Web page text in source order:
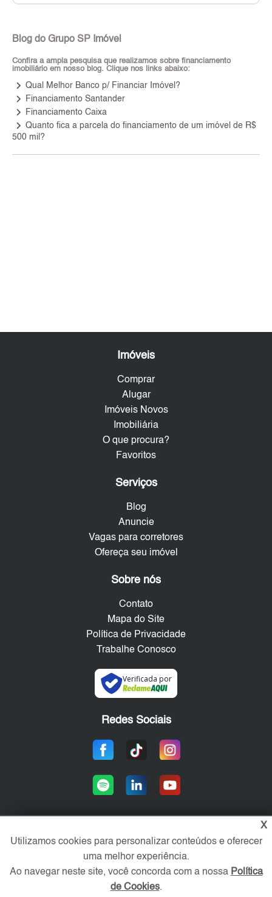
Blog do Grupo SP Imóvel
Confira a ampla pesquisa que realizamos sobre financiamento
imobiliário em nosso blog. Clique nos links abaixo:
keyboard_arrow_right Qual Melhor Banco p/ Financiar Imóvel?
keyboard_arrow_right Financiamento Santander
keyboard_arrow_right Financiamento Caixa
keyboard_arrow_right Quanto fica a parcela do financiamento de um imóvel de R$
500 mil?
Imóveis
Comprar
Alugar
Imóveis Novos
Imobiliária
O que procura?
Favoritos
Serviços
Blog
Anuncie
Vagas para corretores
Ofereça seu imóvel
Sobre nós
Contato
Mapa do Site
Política de Privacidade
Trabalhe Conosco
Verificada por
Redes Sociais
Área exclusiva aos anunciantes,
acesse sua conta:
X
Utilizamos cookies para personalizar conteúdos e oferecer
uma melhor experiência.
Ao navegar neste site, você concorda com a nossa Política
de Cookies.